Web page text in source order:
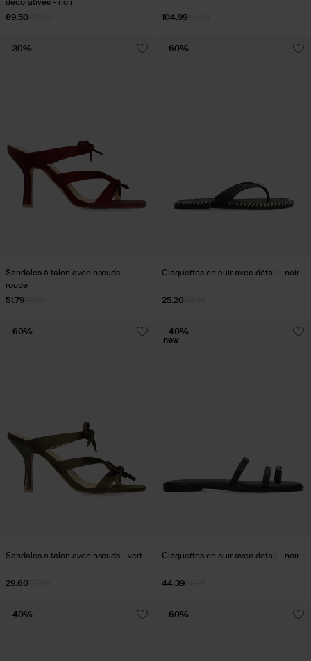
89.50 104.99
Sandales à talon avec nœuds -
rouge
51.79
- 30%
Claquettes en cuir avec détail - noir
25.20
- 60%
Sandales à talon avec nœuds - vert
29.60
- 60%
Claquettes en cuir avec détail - noir
44.39
- 40%
new
- 40% - 60%